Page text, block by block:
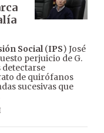
Social(IPS) José
perjuicio de G.
detectarse
de quirófanos
sucesivas que